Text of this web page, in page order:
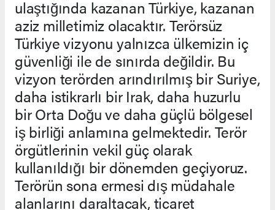
ulaştığında kazanan Türkiye, kazanan
aziz milletimiz olacaktır. Terörsüz
Türkiye vizyonu yalnızca ülkemizin iç
güvenliği ile de sınırda değildir. Bu
vizyon terörden arındırılmış bir Suriye,
daha istikrarlı bir Irak, daha huzurlu
bir Orta Doğu ve daha güçlü bölgesel
iş birliği anlamına gelmektedir. Terör
örgütlerinin vekil güç olarak
kullanıldığı bir dönemden geçiyoruz.
Terörün sona ermesi dış müdahale
alanlarını daraltacak, ticaret